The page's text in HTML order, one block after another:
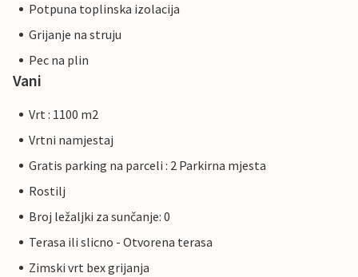
Potpuna toplinska izolacija
Grijanje na struju
Pec na plin
Vani
Vrt : 1100 m2
Vrtni namjestaj
Gratis parking na parceli : 2 Parkirna mjesta
Rostilj
Broj ležaljki za sunčanje: 0
Terasa ili slicno - Otvorena terasa
Zimski vrt bex grijanja